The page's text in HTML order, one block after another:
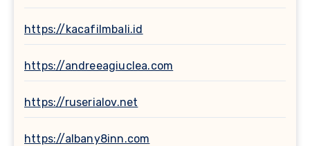
https://kacafilmbali.id
https://andreeagiuclea.com
https://ruserialov.net
https://albany8inn.com